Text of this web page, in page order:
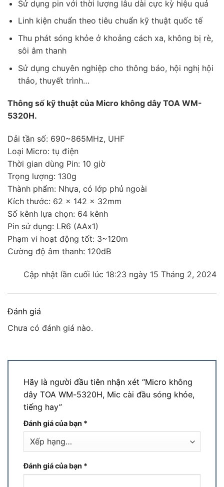
Sử dụng pin với thời lượng lâu dài cực kỳ hiệu quả
Linh kiện chuẩn theo tiêu chuẩn kỹ thuật quốc tế
Thu phát sóng khỏe ở khoảng cách xa, không bị rè,
sôi âm thanh
Sử dụng chuyên nghiệp cho thông báo, hội nghị hội
thảo, thuyết trình…
Thông số kỹ thuật của Micro không dây TOA WM-
5320H.
Dải tần số: 690~865MHz, UHF
Loại Micro: tụ điện
Thời gian dùng Pin: 10 giờ
Trọng lượng: 130g
Thành phẩm: Nhựa, có lớp phủ ngoài
Kích thước: 62 x 142 x 32mm
Số kênh lựa chọn: 64 kênh
Pin sử dụng: LR6 (AAx1)
Phạm vi hoạt động tốt: 3~120m
Cường độ âm thanh: 120dB
Cập nhật lần cuối lúc 18:23 ngày 15 Tháng 2, 2024
Đánh giá
Chưa có đánh giá nào.
Hãy là người đầu tiên nhận xét “Micro không
dây TOA WM-5320H, Mic cài đầu sóng khỏe,
tiếng hay”
Đánh giá của bạn *
Đánh giá của bạn *